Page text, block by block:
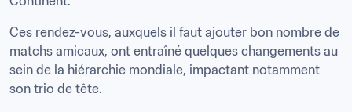
Ces rendez-vous, auxquels il faut ajouter bon nombre de
matchs amicaux, ont entraîné quelques changements au
sein de la hiérarchie mondiale, impactant notamment
son trio de tête.